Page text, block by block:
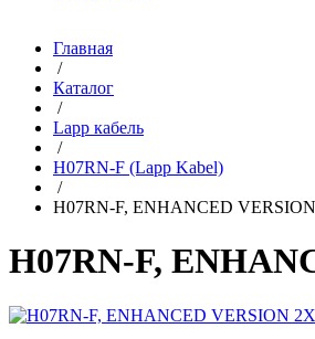
Главная
/
Каталог
/
Lapp кабель
/
H07RN-F (Lapp Kabel)
/
H07RN-F, ENHANCED
H07RN-F,